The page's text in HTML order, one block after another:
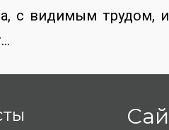
с видимым трудом,